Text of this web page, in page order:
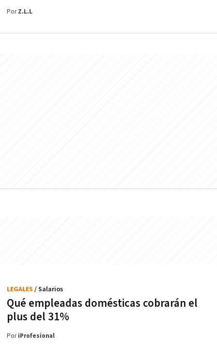
PorZ.L.L
Qué empleadas domésticas cobrarán el
plus del 31%
LEGALES / Salarios
PoriProfesional